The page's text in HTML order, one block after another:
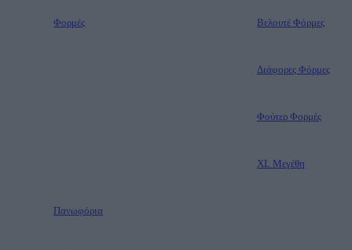
Φορμές Βελουτέ Φόρμες
Διάφορες Φόρμες
Φούτερ Φορμές
XL Μεγέθη
Πανωφόρια